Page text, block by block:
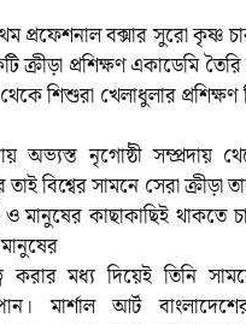
প্রফেশনাল বক্সার সুরো কৃষ্ণ
ক্রীড়া প্রশিক্ষণ একাডেমি
থেকে শিশুরা খেলাধুলার
অভ্যস্ত নৃগোষ্ঠী সম্প্রদায়
বিশ্বের সামনে সেরা ক্রীড়া
ও মানুষের কাছাকাছিই থাকতে
করার মধ্য দিয়েই তিনি
মার্শাল আর্ট